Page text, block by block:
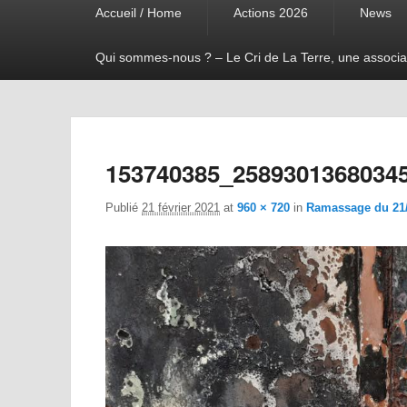
Accueil / Home Actions 2026 News
Qui sommes-nous ? – Le Cri de La Terre, une
Publié 21 février 2021 at 960 × 720 in Ramassage du